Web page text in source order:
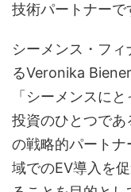
技術パートナーで
シーメンス・フ
るVeronika
「シーメンスに
投資のひとつであ
の戦略的パート
域でのEV導入を